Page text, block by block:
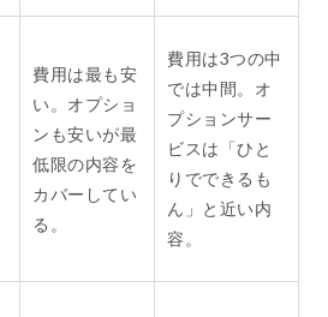
費用は最も安
い。オプショ
ンも安いが最
低限の内容を
カバーしてい
る。
費用は3つの中
では中間。オ
プションサー
ビスは「ひと
りでできるも
ん」と近い内
容。